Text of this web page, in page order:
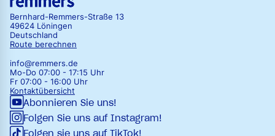
Bernhard-Remmers-Straße 13
49624 Löningen
Deutschland
Route berechnen
info@remmers.de
Mo-Do 07:00 - 17:15 Uhr
Fr 07:00 - 16:00 Uhr
Kontaktübersicht
Abonnieren Sie uns!
Folgen Sie uns auf Instagram!
Folgen sie uns auf TikTok!